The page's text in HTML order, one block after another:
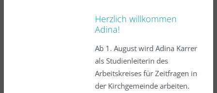
Herzlich willkommen
Adina!
Ab 1. August wird Adina Karrer
als Studienleiterin des
Arbeitskreises für Zeitfragen in
der Kirchgemeinde arbeiten.